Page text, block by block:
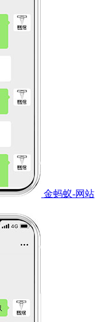
金蚂蚁-网站